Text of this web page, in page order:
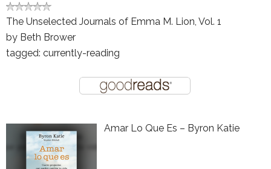
The Unselected Journals of Emma M. Lion, Vol. 1
by Beth Brower
tagged: currently-reading
Amar Lo Que Es – Byron Katie